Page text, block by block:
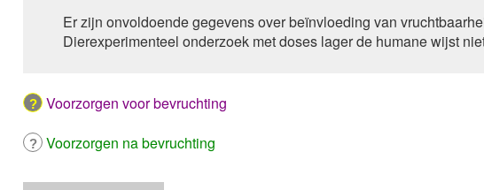
Er zijn onvoldoende gegevens over beïnvloeding van
Dierexperimenteel onderzoek met doses lager de humane wijst
Voorzorgen voor bevruchting
Voorzorgen na bevruchting